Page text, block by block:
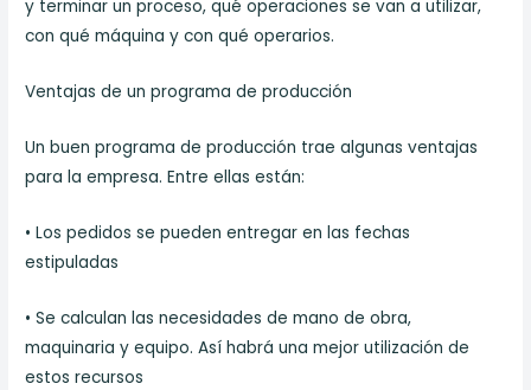
y terminar un proceso, qué operaciones se van a utilizar,
con qué máquina y con qué operarios.
Ventajas de un programa de producción
Un buen programa de producción trae algunas ventajas
para la empresa. Entre ellas están:
• Los pedidos se pueden entregar en las fechas
estipuladas
• Se calculan las necesidades de mano de obra,
maquinaria y equipo. Así habrá una mejor utilización de
estos recursos